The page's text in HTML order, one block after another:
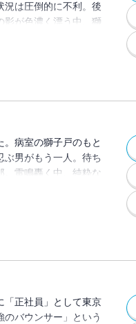
況は圧倒的に不利。後
影が色濃く漂う中、獅
て獅子戸が払った大
病室の獅子戸のもと
ぶ男がもう一人。待ち
。雷鳴轟く中、純粋な
「正社員」として東京
バウンサー」という